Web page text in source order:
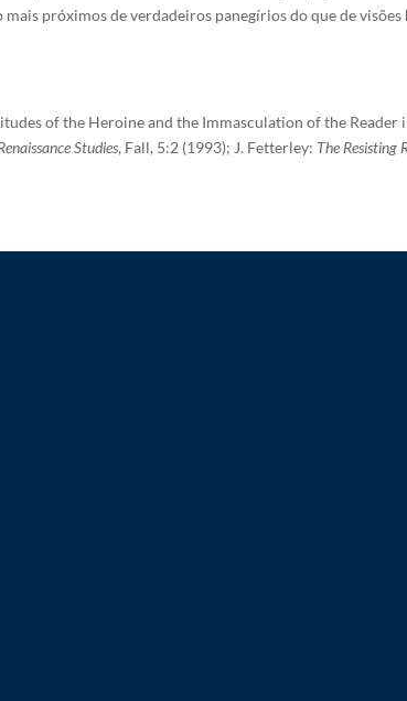
mais próximos de verdadeiros panegírios do que de
of the Heroine and the Immasculation of the Reader
Studies, Fall, 5:2 (1993); J. Fetterley: The Resisting